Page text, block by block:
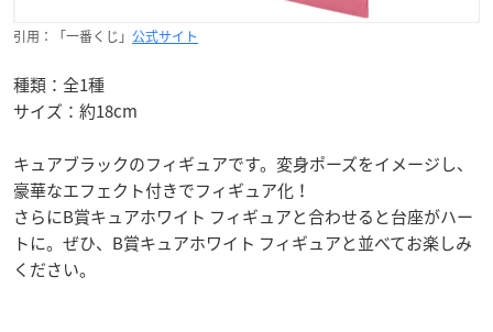
引用：「一番くじ」 公式サイト
種類：全1種
サイズ：約18cm
キュアブラックのフィギュアです。変身ポーズをイメージし、
豪華なエフェクト付きでフィギュア化！
さらにB賞キュアホワイト フィギュアと合わせると台座がハー
トに。ぜひ、B賞キュアホワイト フィギュアと並べてお楽しみ
ください。